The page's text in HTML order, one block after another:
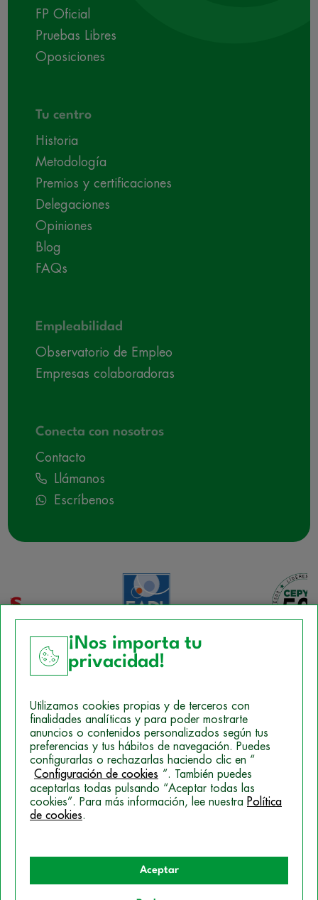
FP Oficial
Pruebas Libres
Oposiciones
Tu centro
Historia
Metodología
Premios y certificaciones
Delegaciones
Opiniones
Blog
FAQs
Empleabilidad
Observatorio de Empleo
Empresas colaboradoras
Conecta con nosotros
Contacto
Llámanos
Escríbenos
Política de Cookies
Mapa del sitio
Politica de Privacidad
© 2026 Campus Training
¡Nos importa tu
privacidad!
Utilizamos cookies propias y de terceros con
finalidades analíticas y para poder mostrarte
anuncios o contenidos personalizados según tus
preferencias y tus hábitos de navegación. Puedes
configurarlas o rechazarlas haciendo clic en “
Configuración de cookies ”. También puedes
aceptarlas todas pulsando “Aceptar todas las
cookies”. Para más información, lee nuestra Política
de cookies.
Aceptar